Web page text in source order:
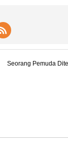
Seorang Pemuda